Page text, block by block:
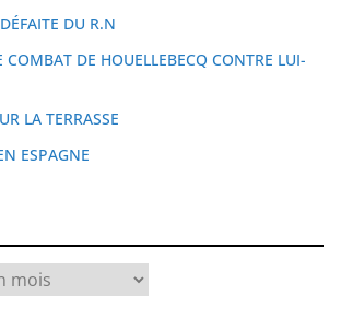
DU R.N
DE HOUELLEBECQ CONTRE LUI-
LA TERRASSE
ESPAGNE